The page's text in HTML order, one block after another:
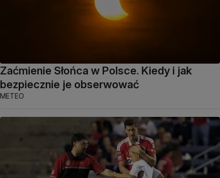
Zaćmienie Słońca w Polsce. Kiedy i jak
bezpiecznie je obserwować
METEO